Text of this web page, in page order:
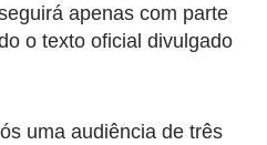
apenas com parte
o texto oficial divulgado
uma audiência de três